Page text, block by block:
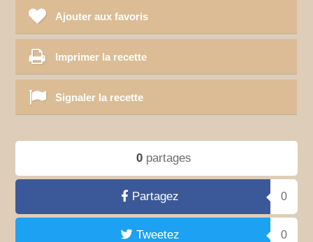
Ajouter aux favoris
Imprimer la recette
Signaler la recette
0partages
Partagez 0
Tweetez 0